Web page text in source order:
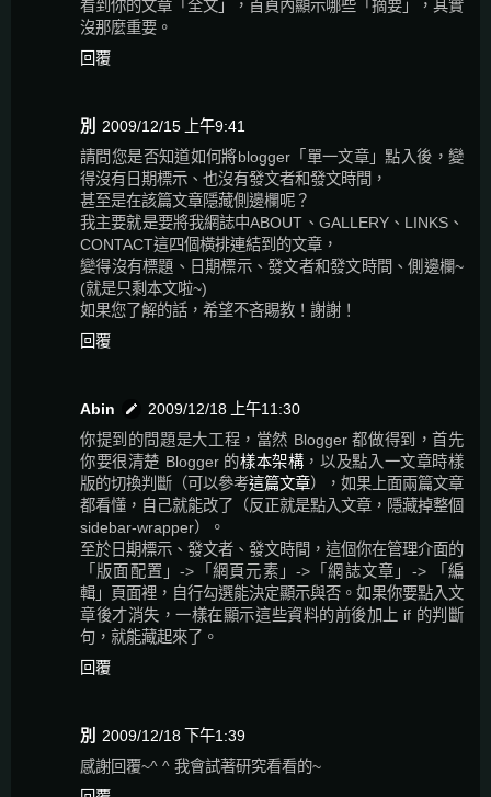
看到你的文章「全文」，首頁內顯示哪些「摘要」，其實
沒那麼重要。
回覆
別
2009/12/15 上午9:41
請問您是否知道如何將blogger「單一文章」點入後，變
得沒有日期標示、也沒有發文者和發文時間，
甚至是在該篇文章隱藏側邊欄呢？
我主要就是要將我網誌中ABOUT、GALLERY、LINKS、
CONTACT這四個橫排連結到的文章，
變得沒有標題、日期標示、發文者和發文時間、側邊欄~
(就是只剩本文啦~)
如果您了解的話，希望不吝賜教！謝謝！
回覆
Abin
2009/12/18 上午11:30
你提到的問題是大工程，當然 Blogger 都做得到，首先
你要很清楚 Blogger 的樣本架構 ，以及點入一文章時樣
版的切換判斷（可以參考這篇文章），如果上面兩篇文章
都看懂，自己就能改了（反正就是點入文章，隱藏掉整個
sidebar-wrapper）。
至於日期標示、發文者、發文時間，這個你在管理介面的
「版面配置」->「網頁元素」->「網誌文章」-> 「編
輯」頁面裡，自行勾選能決定顯示與否。如果你要點入文
章後才消失，一樣在顯示這些資料的前後加上 if 的判斷
句，就能藏起來了。
回覆
別
2009/12/18 下午1:39
感謝回覆~^ ^ 我會試著研究看看的~